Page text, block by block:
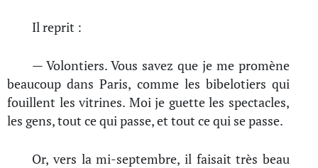
Il reprit :
— Volontiers. Vous savez que je me promène
beaucoup dans Paris, comme les bibelotiers qui
fouillent les vitrines. Moi je guette les spectacles,
les gens, tout ce qui passe, et tout ce qui se passe.
Or, vers la mi-septembre, il faisait très beau